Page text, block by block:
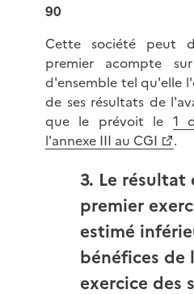
90
Cette société peut
premier acompte
d'ensemble tel qu'elle
de ses résultats de
que le prévoit le 1
l'annexe III au CGI
.
3. Le résultat
premier
estimé
bénéfices de
exercice des